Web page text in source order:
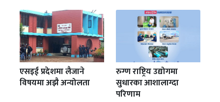
एसइई प्रदेशमा लैजाने
विषयमा अझै अन्योलता
रुग्ण राष्ट्रिय उद्योगमा
सुधारका आशालाग्दा
परिणाम